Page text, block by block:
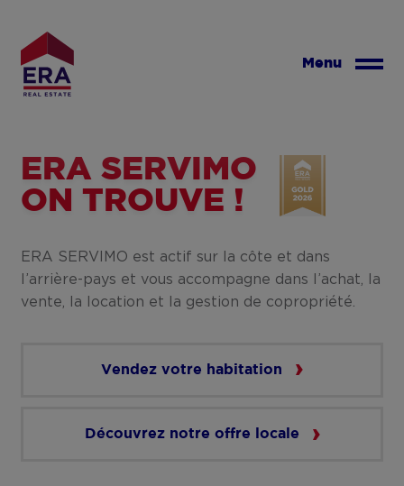
contenu
principal
Menu
ERA SERVIMO
ON TROUVE !
ERA SERVIMO est actif sur la côte et dans
l’arrière-pays et vous accompagne dans l’achat, la
vente, la location et la gestion de copropriété.
Vendez votre habitation
Découvrez notre offre locale